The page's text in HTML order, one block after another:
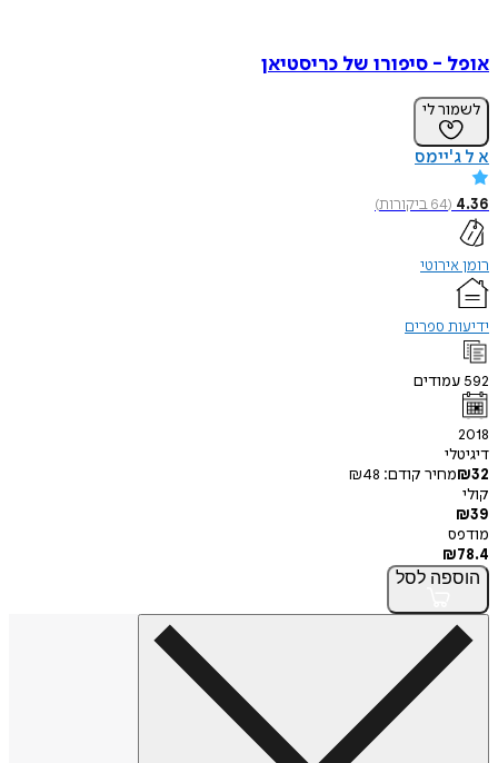
- סיפורו של כריסטיאן
לי
64ביקורות)
ספרים
קודם:
₪48
לסל